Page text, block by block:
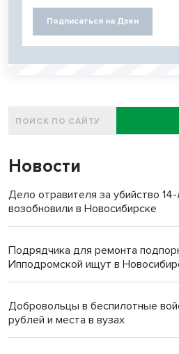
Подписаться на Дзен
Новости
Дело отравителя за убийство
возобновили в Новосибирске
Подрядчика для ремонта
Ипподромской ищут в
Добровольцы в беспилотные
рублей и места в вузах